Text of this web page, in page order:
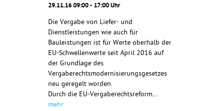
29.11.16 09:00 - 17:00 Uhr
Die Vergabe von Liefer- und
Dienstleistungen wie auch für
Bauleistungen ist für Werte oberhalb der
EU-Schwellenwerte seit April 2016 auf
der Grundlage des
Vergaberechtsmodernisierungsgesetzes
neu geregelt worden.
Durch die EU-Vergaberechtsreform…
mehr